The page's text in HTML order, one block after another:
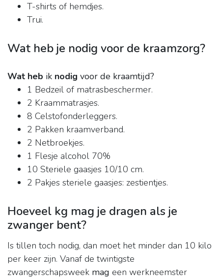
T-shirts of hemdjes.
Trui.
Wat heb je nodig voor de kraamzorg?
Wat heb ik nodig voor de kraamtijd?
1 Bedzeil of matrasbeschermer.
2 Kraammatrasjes.
8 Celstofonderleggers.
2 Pakken kraamverband.
2 Netbroekjes.
1 Flesje alcohol 70%
10 Steriele gaasjes 10/10 cm.
2 Pakjes steriele gaasjes: zestientjes.
Hoeveel kg mag je dragen als je
zwanger bent?
Is tillen toch nodig, dan moet het minder dan 10 kilo
per keer zijn. Vanaf de twintigste
zwangerschapsweek mag een werkneemster